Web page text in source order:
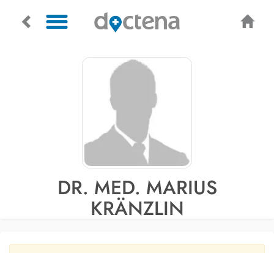
DR. MED. MARIUS
KRÄNZLIN